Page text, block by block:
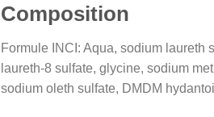
Composition
Formule INCI: Aqua, sodium
laureth-8 sulfate, glycine, sodium
sodium oleth sulfate, DMDM